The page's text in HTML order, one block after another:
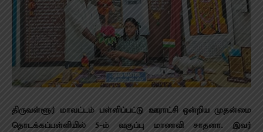
திருவள்ளூர் மாவட்டம் பள்ளிப்பட்டு ஊராட்சி ஒன்றிய முதன்மை
தொடக்கப்பள்ளியில் 5-ம் வகுப்பு மாணவி சாதனா. இவர்